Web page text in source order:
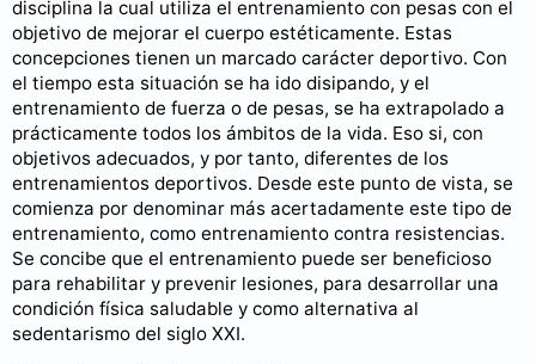
disciplina la cual utiliza el entrenamiento con pesas con el
objetivo de mejorar el cuerpo estéticamente. Estas
concepciones tienen un marcado carácter deportivo. Con
el tiempo esta situación se ha ido disipando, y el
entrenamiento de fuerza o de pesas, se ha extrapolado a
prácticamente todos los ámbitos de la vida. Eso si, con
objetivos adecuados, y por tanto, diferentes de los
entrenamientos deportivos. Desde este punto de vista, se
comienza por denominar más acertadamente este tipo de
entrenamiento, como entrenamiento contra resistencias.
Se concibe que el entrenamiento puede ser beneficioso
para rehabilitar y prevenir lesiones, para desarrollar una
condición física saludable y como alternativa al
sedentarismo del siglo XXI.